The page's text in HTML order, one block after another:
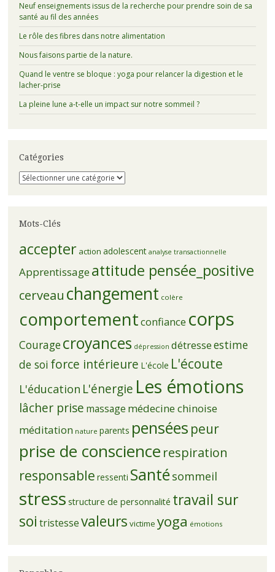
Neuf enseignements issus de la recherche pour prendre soin de sa
santé au fil des années
Le rôle des fibres dans notre alimentation
Nous faisons partie de la nature.
Quand le ventre se bloque : yoga pour relancer la digestion et le
lacher-prise
La pleine lune a-t-elle un impact sur notre sommeil ?
Catégories
Catégories
Mots-Clés
accepter action adolescent analyse transactionnelle
Apprentissage attitude pensée_positive
cerveau changement colère
comportementconfiance corps
Couragecroyances dépression détresseestime
de soi force intérieure L'école L'écoute
L'éducation L'énergie Les émotions
lâcher prise massage médecine chinoise
méditation nature parents pensées peur
prise de conscience respiration
responsable ressenti Santésommeil
stress structure de personnalité travail sur
soi tristessevaleurs victime yoga émotions